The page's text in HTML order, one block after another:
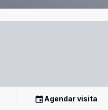
Agendar visita